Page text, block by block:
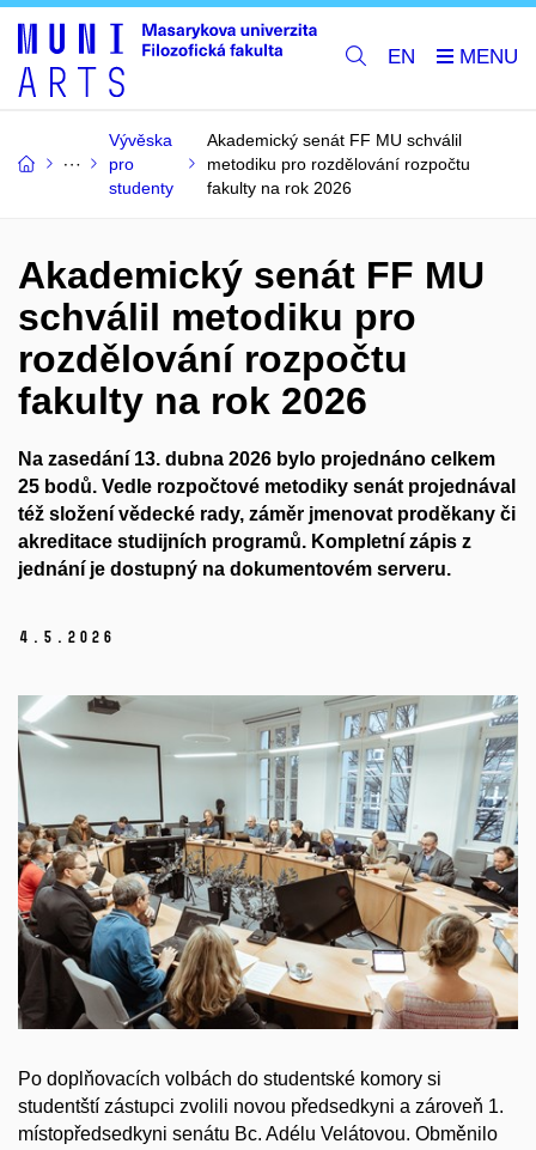
EN
Vývěska
pro
studenty
Akademický senát FF MU schválil
metodiku pro rozdělování rozpočtu
fakulty na rok 2026
Akademický senát FF MU
schválil metodiku pro
rozdělování rozpočtu
fakulty na rok 2026
Na zasedání 13. dubna 2026 bylo projednáno celkem
25 bodů. Vedle rozpočtové metodiky senát projednával
též složení vědecké rady, záměr jmenovat proděkany či
akreditace studijních programů. Kompletní zápis z
jednání je dostupný na dokumentovém serveru.
4. 5. 2026
Po doplňovacích volbách do studentské komory si
studentští zástupci zvolili novou předsedkyni a zároveň 1.
místopředsedkyni senátu Bc. Adélu Velátovou. Obměnilo